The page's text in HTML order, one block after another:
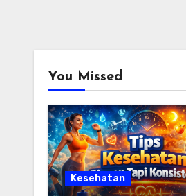
You Missed
Kesehatan